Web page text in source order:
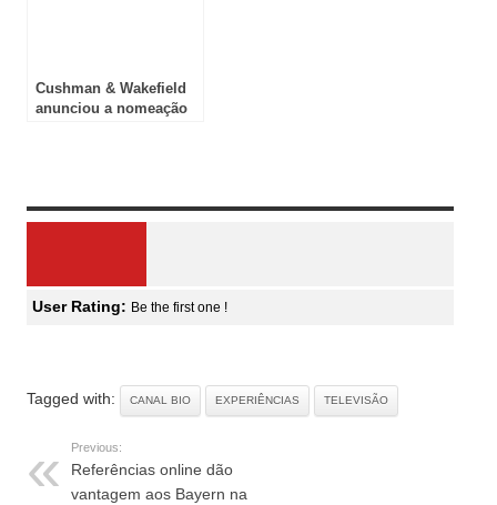
Cushman & Wakefield
anunciou a nomeação
User Rating: Be the first one !
Tagged with: CANAL BIO EXPERIÊNCIAS TELEVISÃO
Previous:
Referências online dão
vantagem aos Bayern na